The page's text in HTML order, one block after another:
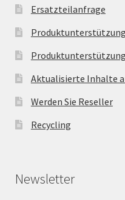
Ersatzteilanfrage
Aktualisierte Inhalte
Werden Sie Reseller
Recycling
Newsletter